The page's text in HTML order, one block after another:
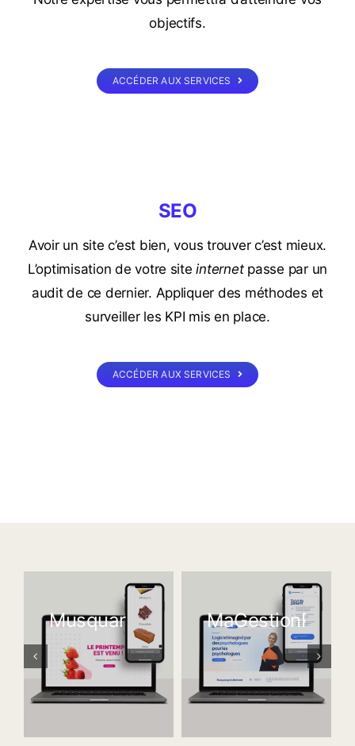
objectifs.
ACCÉDER AUX SERVICES
SEO
Avoir un site c’est bien, vous trouver c’est mieux.
L’optimisation de votre siteinternetpasse par un
audit de ce dernier. Appliquer des méthodes et
surveiller les KPI mis en place.
ACCÉDER AUX SERVICES
Musquar MaGestionPsy